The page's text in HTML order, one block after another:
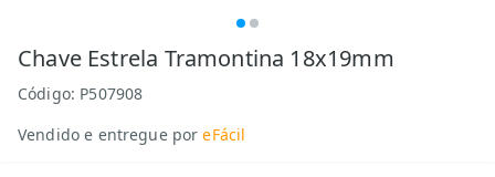
Chave Estrela Tramontina 18x19mm
Código: P507908
Vendido e entregue por eFácil